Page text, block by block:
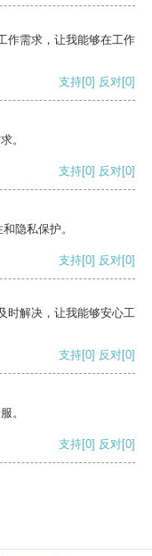
作需求，让我能够在工作
支持[0] 反对[0]
。
支持[0] 反对[0]
隐私保护。
支持[0] 反对[0]
时解决，让我能够安心工
支持[0] 反对[0]
。
支持[0] 反对[0]